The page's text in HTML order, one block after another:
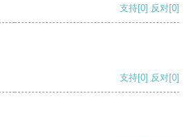
支持[0] 反对[0]
支持[0] 反对[0]